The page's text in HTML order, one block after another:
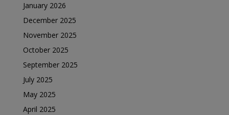
January 2026
December 2025
November 2025
October 2025
September 2025
July 2025
May 2025
April 2025